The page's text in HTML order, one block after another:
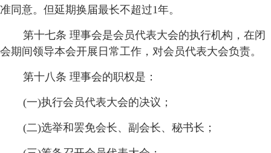
准同意。但延期换届最长不超过1年。
第十七条 理事会是会员代表大会的执行机构，在闭
会期间领导本会开展日常工作，对会员代表大会负责。
第十八条 理事会的职权是：
(一)执行会员代表大会的决议；
(二)选举和罢免会长、副会长、秘书长；